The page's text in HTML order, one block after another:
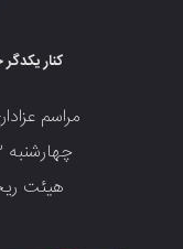
کنار
مراسم
‌‌‌‌‌‌‌‌‌‌چهارشنبه ۳ تیر ماه ۱۴۰۵ | ۹ محرم ۱۴۴۸
‌‌‌‌‌‌‌‌‌‌‌‌‌هیئت